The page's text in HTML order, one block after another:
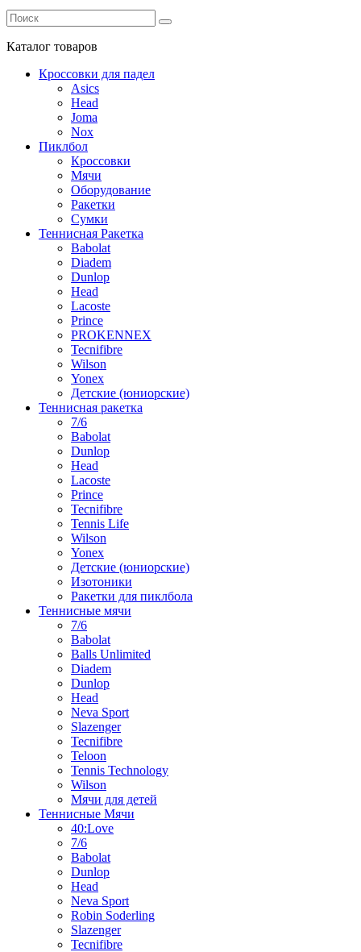
Каталог товаров
Кроссовки для падел
Asics
Head
Joma
Nox
Пиклбол
Кроссовки
Мячи
Оборудование
Ракетки
Сумки
Теннисная Ракетка
Babolat
Diadem
Dunlop
Head
Lacoste
Prince
PROKENNEX
Tecnifibre
Wilson
Yonex
Детские (юниорские)
Теннисная ракетка
7/6
Babolat
Dunlop
Head
Lacoste
Prince
Tecnifibre
Tennis Life
Wilson
Yonex
Детские (юниорские)
Изотоники
Ракетки для пиклбола
Теннисные мячи
7/6
Babolat
Balls Unlimited
Diadem
Dunlop
Head
Neva Sport
Slazenger
Tecnifibre
Teloon
Tennis Technology
Wilson
Мячи для детей
Теннисные Мячи
40:Love
7/6
Babolat
Dunlop
Head
Neva Sport
Robin Soderling
Slazenger
Tecnifibre